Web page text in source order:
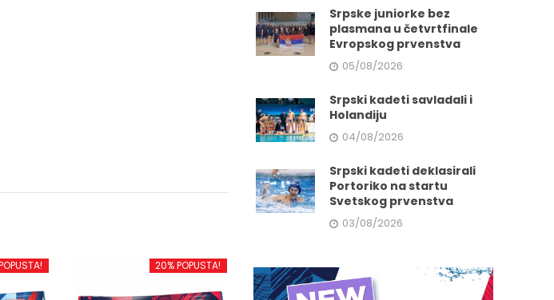
20% POPUSTA!
Srpske juniorke bez
plasmana u četvrtfinale
Evropskog prvenstva
05/08/2026
Srpski kadeti savladali i
Holandiju
04/08/2026
Srpski kadeti deklasirali
Portoriko na startu
Svetskog prvenstva
03/08/2026